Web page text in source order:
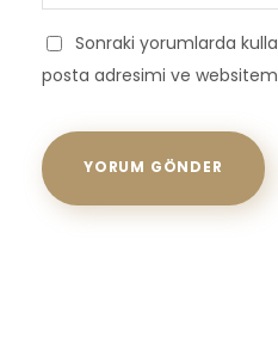
Sonraki yorumlarda
posta adresimi ve